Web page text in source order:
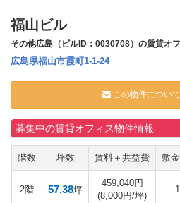
福山ビル
その他広島（ビルID：0030708）の賃貸オ
広島県福山市霞町1-1-24
この物件につい
募集中の賃貸オフィス物件情報
階数 坪数 賃料＋共益費 敷
2階 57.38坪
459,040円
(8,000円/坪)